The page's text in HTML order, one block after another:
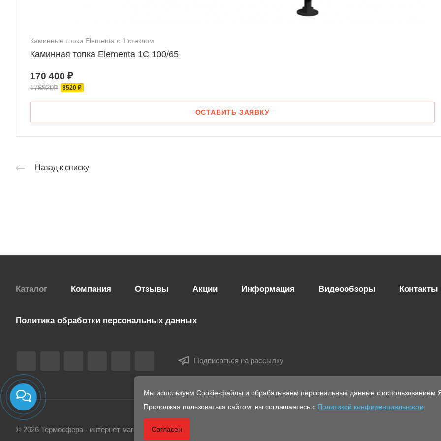
Каминные топки Elementa с 1 стеклом
Каминная топка Elementa 1С 100/65
170 400 ₽
178920₽ 8520 ₽
ОСТАВИТЬ ЗАЯВКУ
Назад к списку
Каталог Компания Отзывы Акции Информация Видеообзоры Контакты
Политика обработки персональных данных
Подписаться на рассылку
© 2026 Термосфера - интернет магазин печей и комплектующих
Мы используем Cookie-файлы и обрабатываем персональные данные с использованием
Продолжая пользоваться сайтом, вы соглашаетесь с Политикой конфиденциальности
Согласен